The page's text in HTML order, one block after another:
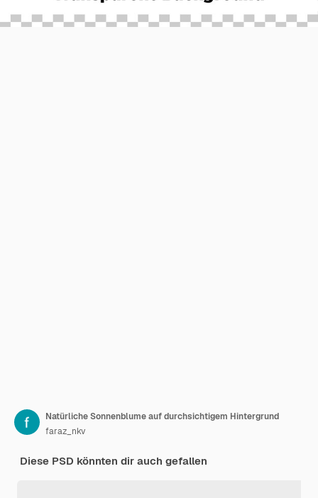
Natürliche Sonnenblume auf durchsichtigem Hintergrund
faraz_nkv
Diese PSD könnten dir auch gefallen